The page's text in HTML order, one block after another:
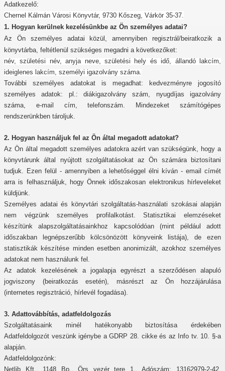
Adatkezelő:
Chernel Kálmán Városi Könyvtár, 9730 Kőszeg, Várkör 35-37.
1. Hogyan kerülnek kezelésünkbe az Ön személyes adatai?
Az Ön személyes adatai közül, amennyiben regisztrál/beiratkozik a
könyvtárba, feltétlenül szükséges megadni a következőket:
név, születési név, anyja neve, születési hely és idő, állandó lakcím,
ideiglenes lakcím, személyi igazolvány száma.
További személyes adatokat is megadhat: kedvezményre jogosító
személyes adatok: pl.: diákigazolvány szám, nyugdíjas igazolvány
száma, e-mail cím, telefonszám. Mindezeket számítógépes
rendszerünkben tároljuk.
2. Hogyan használjuk fel az Ön által megadott adatokat?
Az Ön által megadott személyes adatokra azért van szükségünk, hogy a
könyvtárunk által nyújtott szolgáltatásokat az Ön számára biztosítani
tudjuk. Ezen felül - amennyiben a lehetőséggel élni kíván - email címét
arra is felhasználjuk, hogy Önnek időszakosan elektronikus hírleveleket
küldjünk.
Személyes adatai és könyvtári szolgáltatás-használati szokásai alapján
nem végzünk személyes profilalkotást. Statisztikai elemzéseket
készítünk alapszolgáltatásainkhoz kapcsolódóan (mint például adott
időszakban legnépszerűbb kölcsönözött könyveink listája), de ezen
statisztikák készítése minden esetben anonimizált, azokhoz személyes
adatokat nem használunk fel.
Az adatok kezelésének a jogalapja egyrészt a szerződésen alapuló
jogviszony (beiratkozás esetén), másrészt az Ön hozzájárulása
(internetes regisztráció, hírlevél fogadása).
3. Adattovábbítás, adatfeldolgozás
Szolgáltatásaink minél hatékonyabb biztosítása érdekében
Adatfeldolgozót veszünk igénybe a GDRP 28. cikke és az Info tv. 10. §-a
alapján.
Adatfeldolgozónk:
Netlib Kft., 1148 Bp., Örs vezér tere 1., Adószám: 13162979-2-42,